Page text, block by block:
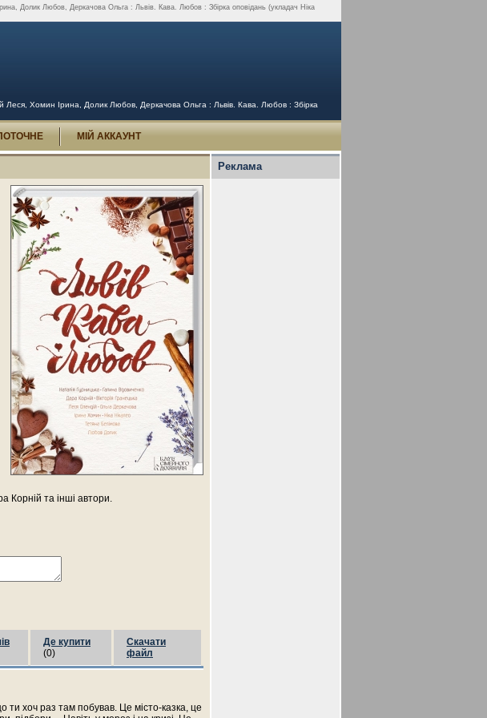
Долик Любов, Деркачова Ольга : Львів. Кава. Любов : Збірка оповідань (укладач Ніка
Леся, Хомин Ірина, Долик Любов, Деркачова Ольга : Львів. Кава. Любов : Збірка
МІЙ АККАУНТ
Корній та інші автори.
Де купити
(0)
Скачати
файл
ти хоч раз там побував. Це місто-казка, це
Реклама